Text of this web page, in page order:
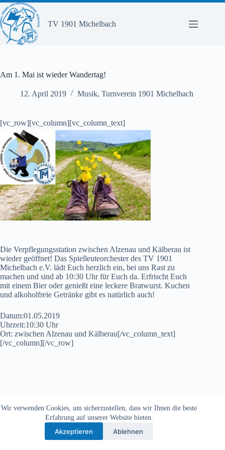
Zum
Inhalt
springen
Wir verwenden Cookies, um sicherzustellen, dass wir Ihnen die beste
Erfahrung auf unserer Website bieten.
Akzeptieren Ablehnen
TV 1901 Michelbach
Am 1. Mai ist wieder Wandertag!
12. April 2019 Musik, Turnverein 1901 Michelbach
[vc_row][vc_column][vc_column_text]
Die Verpflegungsstation zwischen Alzenau und Kälberau ist
wieder geöffnet! Das Spielleuteorchester des TV 1901
Michelbach e.V. lädt Euch herzlich ein, bei uns Rast zu
machen und sind ab 10:30 Uhr für Euch da. Erfrischt Euch
mit einem Bier oder genießt eine leckere Bratwurst. Kuchen
und alkoholfreie Getränke gibt es natürlich auch!
Datum:01.05.2019
Uhrzeit:10:30 Uhr
Ort: zwischen Alzenau und Kälberau[/vc_column_text]
[/vc_column][/vc_row]
Copyright © 2026 - TV Michelbach 1901 e.V.